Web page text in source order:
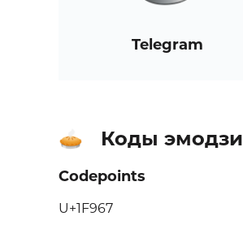
Telegram
🥧 Коды эмодзи
Codepoints
U+1F967